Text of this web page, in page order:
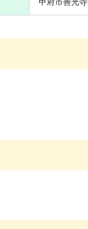
甲府市善光